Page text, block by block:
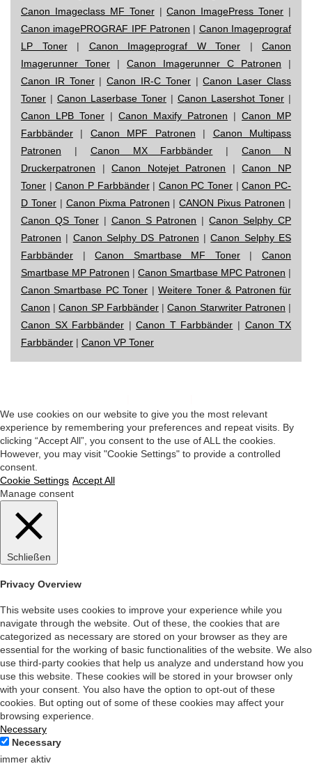
Canon Imageclass MF Toner|Canon ImagePress Toner |
Canon imagePROGRAF IPF Patronen | Canon Imageprograf
LP Toner| Canon Imageprograf W Toner | Canon
Imagerunner Toner | Canon Imagerunner C Patronen |
Canon IR Toner|Canon IR-C Toner|Canon Laser Class
Toner | Canon Laserbase Toner | Canon Lasershot Toner |
Canon LPB Toner | Canon Maxify Patronen | Canon MP
Farbbänder | Canon MPF Patronen | Canon Multipass
Patronen | Canon MX Farbbänder |Canon N
Druckerpatronen |Canon Notejet Patronen |Canon NP
Toner |Canon P Farbbänder| Canon PC Toner |Canon PC-
D Toner| Canon Pixma Patronen |CANON Pixus Patronen |
Canon QS Toner| Canon S Patronen |Canon Selphy CP
Patronen | Canon Selphy DS Patronen |Canon Selphy ES
Farbbänder |Canon Smartbase MF Toner|Canon
Smartbase MP Patronen | Canon Smartbase MPC Patronen |
Canon Smartbase PC Toner |Weitere Toner & Patronen für
Canon |Canon SP Farbbänder|Canon Starwriter Patronen |
Canon SX Farbbänder |Canon T Farbbänder | Canon TX
Farbbänder | Canon VP Toner
We use cookies on our website to give you the most relevant
experience by remembering your preferences and repeat visits. By
clicking “Accept All”, you consent to the use of ALL the cookies.
However, you may visit "Cookie Settings" to provide a controlled
consent.
Cookie Settings Accept All
Manage consent
Schließen
Privacy Overview
This website uses cookies to improve your experience while you
navigate through the website. Out of these, the cookies that are
categorized as necessary are stored on your browser as they are
essential for the working of basic functionalities of the website. We also
use third-party cookies that help us analyze and understand how you
use this website. These cookies will be stored in your browser only
with your consent. You also have the option to opt-out of these
cookies. But opting out of some of these cookies may affect your
browsing experience.
Necessary
Necessary
immer aktiv